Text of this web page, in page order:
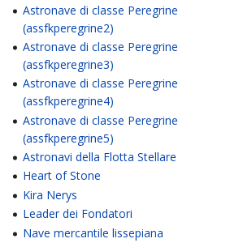
Astronave di classe Peregrine
(assfkperegrine2)
Astronave di classe Peregrine
(assfkperegrine3)
Astronave di classe Peregrine
(assfkperegrine4)
Astronave di classe Peregrine
(assfkperegrine5)
Astronavi della Flotta Stellare
Heart of Stone
Kira Nerys
Leader dei Fondatori
Nave mercantile lissepiana